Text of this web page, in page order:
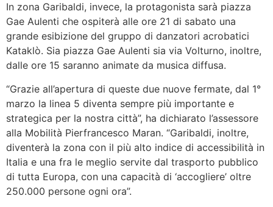
In zona Garibaldi, invece, la protagonista sarà piazza
Gae Aulenti che ospiterà alle ore 21 di sabato una
grande esibizione del gruppo di danzatori acrobatici
Kataklò. Sia piazza Gae Aulenti sia via Volturno, inoltre,
dalle ore 15 saranno animate da musica diffusa.
“Grazie all’apertura di queste due nuove fermate, dal 1°
marzo la linea 5 diventa sempre più importante e
strategica per la nostra città”, ha dichiarato l’assessore
alla Mobilità Pierfrancesco Maran. “Garibaldi, inoltre,
diventerà la zona con il più alto indice di accessibilità in
Italia e una fra le meglio servite dal trasporto pubblico
di tutta Europa, con una capacità di ‘accogliere’ oltre
250.000 persone ogni ora”.